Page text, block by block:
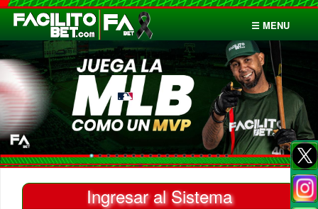
☰ MENU
Inicio
Apuestas
Cuentas
Ingresar al Sistema